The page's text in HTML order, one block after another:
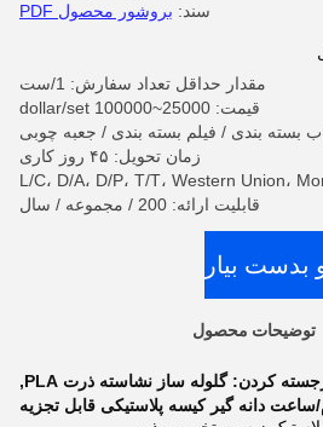
سند: بروشور محصول PDF
مقدار حداقل تعداد سفارش: 1/ست
قیمت: 25000~100000 dollar/set
بسته بندی / فیلم بسته بندی / جعبه چوبی
زمان تحویل: ۴۵ روز کاری
قابلیت ارائه: 200 / مجموعه / سال
بدست بیار
توضیحات محصول
کردن:گلوله ساز نشاسته ذرت PLA
,